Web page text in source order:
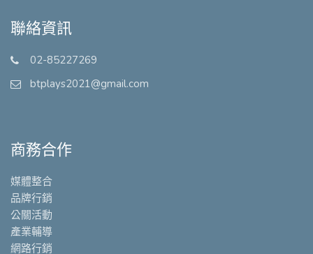
聯絡資訊
02-85227269
btplays2021@gmail.com
商務合作
媒體整合
品牌行銷
公關活動
產業輔導
網路行銷